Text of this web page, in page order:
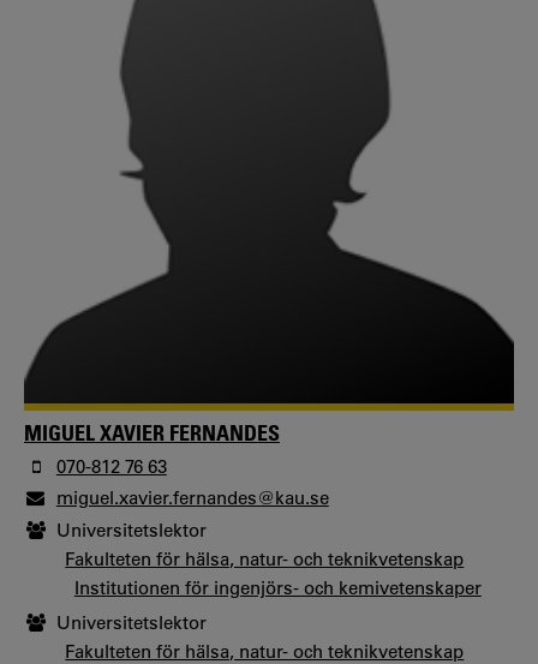
MIGUEL XAVIER FERNANDES
070-812 76 63
miguel.xavier.fernandes@kau.se
Universitetslektor
Fakulteten för hälsa, natur- och teknikvetenskap
Institutionen för ingenjörs- och kemivetenskaper
Universitetslektor
Fakulteten för hälsa, natur- och teknikvetenskap